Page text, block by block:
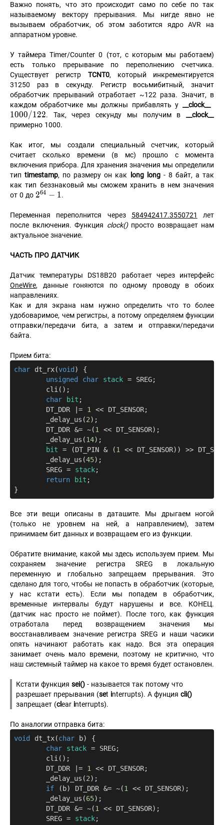
Важно понять, что это происходит само по себе по так
называемому вектору прерывания. Мы нигде явно не
вызываем обработчик, об этом заботится ядро AVR на
аппаратном уровне.
У таймера Timer/Counter 0 (тот, с которым мы работаем)
есть только прерывание по переполнению счетчика.
Существует регистр TCNT0, который инкрементируется
31250 раз в секунду. Регистр восьмибитный, значит
обработчик прерываний отработает ~122 раза. Значит, в
каждом обработчике мы должны прибавлять у
__clock__
1000/122. Так, через секунду мы получим в
__clock__
примерно 1000.
Как итог, мы создали специальный счетчик, который
считает сколько времени (в мс) прошло с момента
включения прибора. Для хранения значения мы определили
типtimestamp, по размеру он как long long- 8 байт, а так
как тип беззнаковый мы сможем хранить в нем значения
от 0 до 2^{64}
264 − 1.
Переменная переполнится через 584942417.3550721
лет
после включения. Функция clock() просто возвращает нам
актуальное значение.
ЧАСТЬ ПРО ДАТЧИК
Датчик температуры DS18B20 работает через интерфейс
OneWire, данные гоняются по одному проводу в обоих
направлениях.
Как и для экрана нам нужно определить что то более
удобоваримое, чем регистры, а потому определяем функции
отправки/передачи бита, а затем и отправки/передачи
байта.
Прием бита:
char
dt_rx(void )
{
unsigned
char stack = SREG;
char
bit ;
	DT_DDR |=
1
<< DT_SENSOR;
	_delay_us(
2);
	DT_DDR &= ~(
1
<< DT_SENSOR);
	_delay_us(
14);
bit = (DT_PIN & (1
<< DT_SENSOR)) >>
	_delay_us(
45);
	SREG =
stack;
return
bit ;
Все эти вещи описаны в даташите. Мы дрыгаем ногой
(только не уровнем на ней, а направлением), затем
принимаем бит данных и возвращаем его из функции.
Обратите внимание, какой мы здесь используем прием. Мы
сохраняем значение регистра SREG в локальную
переменную и глобально запрещаем прерывания. Это
сделано для того, чтобы не попасть в обработчик (которые,
у нас кстати есть). Если мы попадем в обработчик,
временные интервалы будут нарушены и все. КОНЕЦ.
(датчик нас просто не поймет). После того, как функция
отработала перед возвращением значения мы
восстанавливаем значение регистра SREG и наши часики
опять начинают работать как надо. Вся эта операция
занимает очень мало времени, поэтому не критично, что
наш системный таймер на какое то время будет остановлен.
Кстати функция sei() - называется так потому что
разрешает прерывания (set interrupts). А фунция cli()
запрещает (clear interrupts).
По аналогии отправка бита:
void
dt_tx(char b)
{
char
stack = SREG;
	DT_DDR |=
1
<< DT_SENSOR;
	_delay_us(
2);
if (b) DT_DDR &= ~(1
<< DT_SENSOR);
	_delay_us(
65);
	DT_DDR &= ~(
1
<< DT_SENSOR);
	SREG =
stack;